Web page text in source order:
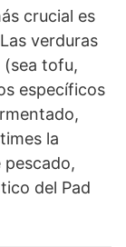
crucial es
verduras
tofu,
específicos
la
pescado,
del Pad